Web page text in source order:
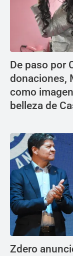
De paso por
donaciones,
como
belleza de
Zdero